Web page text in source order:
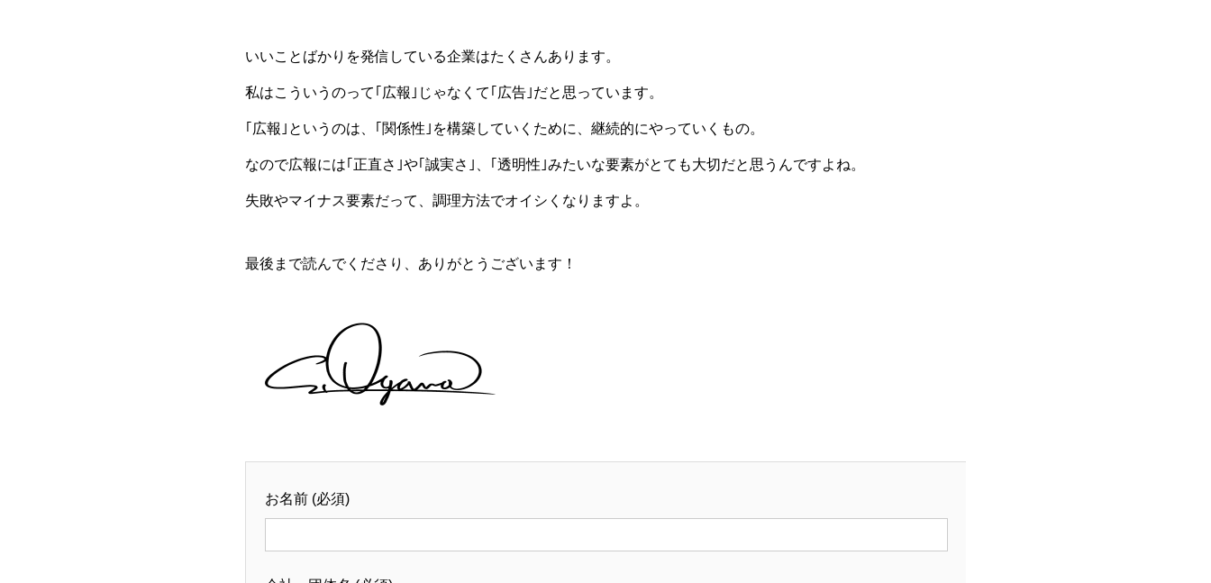
いいことばかりを発信している企業はたくさんあります。
私はこういうのって｢広報｣じゃなくて｢広告｣だと思っています。
｢広報｣というのは、｢関係性｣を構築していくために、継続的にやっていくもの。
なので広報には｢正直さ｣や｢誠実さ｣、｢透明性｣みたいな要素がとても大切だと思うんですよね。
失敗やマイナス要素だって、調理方法でオイシくなりますよ。
最後まで読んでくださり、ありがとうございます！
お名前 (必須)